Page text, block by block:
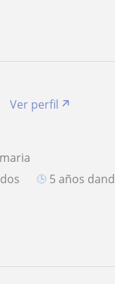
Ver perfil
5 años